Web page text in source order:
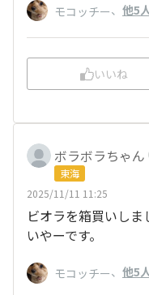
モコッチー、 他5人
いいね
ボラボラちゃん
東海
2025/11/11 11:25
ビオラを箱買いし
いやーです。
モコッチー、 他5